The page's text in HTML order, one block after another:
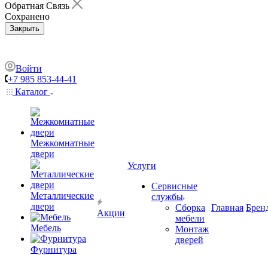
Обратная Связь
Сохранено
Закрыть
Войти
+7 985 853-44-41
Каталог
Межкомнатные
двери
Металлические
двери
Мебель
Фурнитура
Акции
Услуги
Сервисные
службы
Сборка
мебели
Монтаж
дверей
Главная